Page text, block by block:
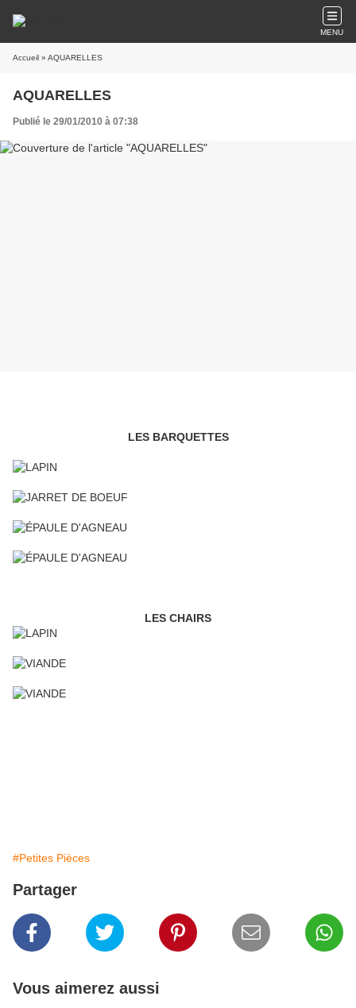
MENU
Accueil » AQUARELLES
AQUARELLES
Publié le 29/01/2010 à 07:38
LES BARQUETTES
LES CHAIRS
#Petites Pièces
Partager
Vous aimerez aussi